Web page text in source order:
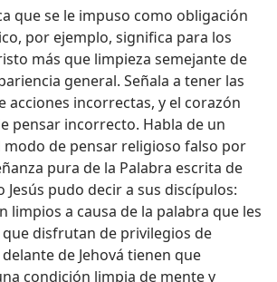
que se le impuso como obligación
por ejemplo, significa para los
más que limpieza semejante de
general. Señala a tener las
acciones incorrectas, y el corazón
pensar incorrecto. Habla de un
de pensar religioso falso por
pura de la Palabra escrita de
Jesús pudo decir a sus discípulos:
limpios a causa de la palabra que les
que disfrutan de privilegios de
de Jehová tienen que
condición limpia de mente y